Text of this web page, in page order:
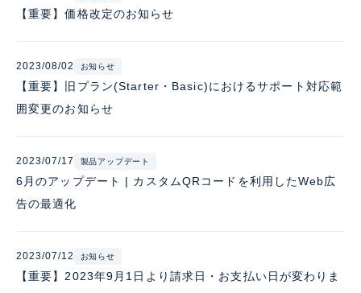
【重要】価格改定のお知らせ
2023/08/02 お知らせ
【重要】旧プラン(Starter・Basic)におけるサポート対応範
囲変更のお知らせ
2023/07/17 製品アップデート
6月のアップデート | カスタムQRコードを利用したWeb広
告の最適化
2023/07/12 お知らせ
【重要】2023年9月1日より請求日・お支払い日が変わりま